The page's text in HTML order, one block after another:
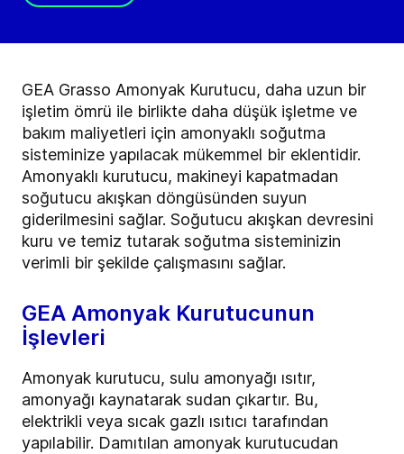
GEA Grasso Amonyak Kurutucu, daha uzun bir
işletim ömrü ile birlikte daha düşük işletme ve
bakım maliyetleri için amonyaklı soğutma
sisteminize yapılacak mükemmel bir eklentidir.
Amonyaklı kurutucu, makineyi kapatmadan
soğutucu akışkan döngüsünden suyun
giderilmesini sağlar. Soğutucu akışkan devresini
kuru ve temiz tutarak soğutma sisteminizin
verimli bir şekilde çalışmasını sağlar.
GEA Amonyak Kurutucunun
İşlevleri
Amonyak kurutucu, sulu amonyağı ısıtır,
amonyağı kaynatarak sudan çıkartır. Bu,
elektrikli veya sıcak gazlı ısıtıcı tarafından
yapılabilir. Damıtılan amonyak kurutucudan